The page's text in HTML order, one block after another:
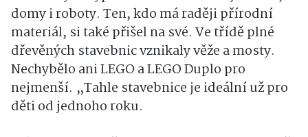
domy i roboty. Ten, kdo má raději přírodní
materiál, si také přišel na své. Ve třídě plné
dřevěných stavebnic vznikaly věže a mosty.
Nechybělo ani LEGO a LEGO Duplo pro
nejmenší. „Tahle stavebnice je ideální už pro
děti od jednoho roku.